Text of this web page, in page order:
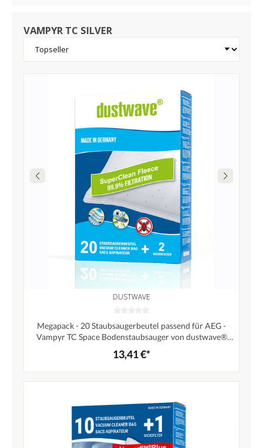
VAMPYR TC SILVER
DUSTWAVE
Megapack - 20 Staubsaugerbeutel passend für AEG -
Vampyr TC Space Bodenstaubsauger von dustwave®
Markenstaubbeutel – Made in Germany + inkl. Micro-
Filter
13,41 €*